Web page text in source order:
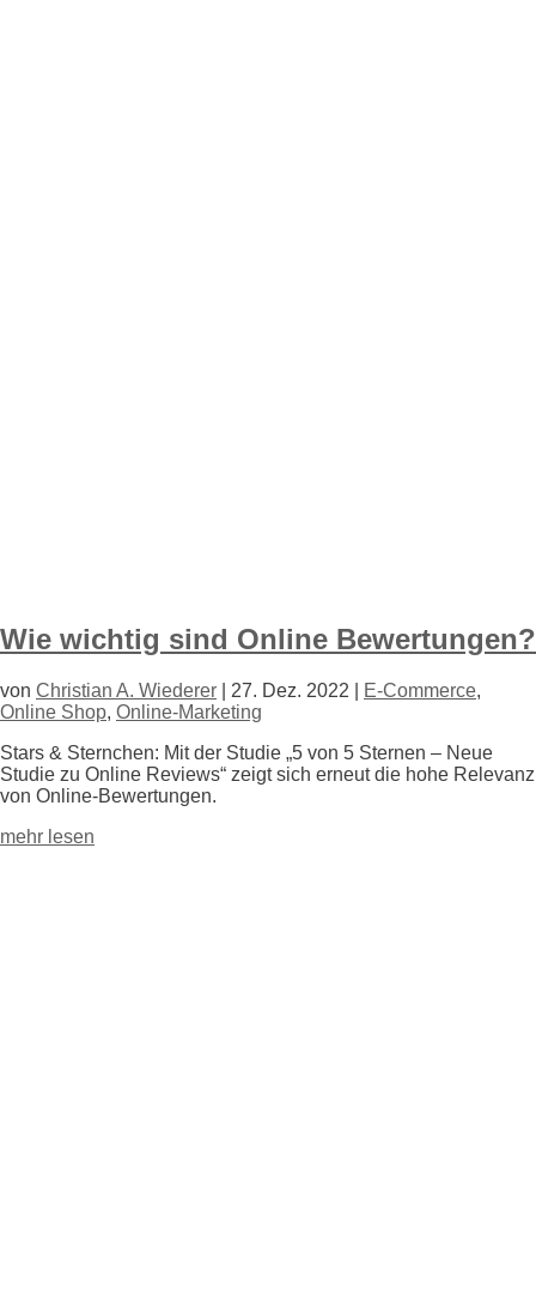
Wie wichtig sind Online Bewertungen?
von Christian A. Wiederer 27. Dez. 2022 E-Commerce,
Online Shop, Online-Marketing
Stars & Sternchen: Mit der Studie „5 von 5 Sternen – Neue
Studie zu Online Reviews“ zeigt sich erneut die hohe Relevanz
von Online-Bewertungen.
mehr lesen